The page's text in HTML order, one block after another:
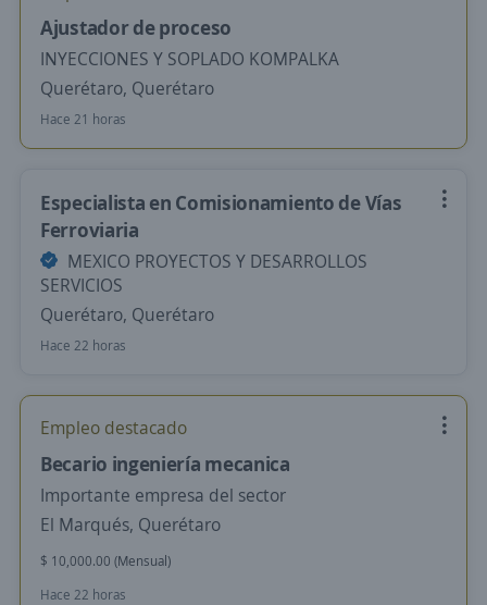
Ajustador de proceso
INYECCIONES Y SOPLADO KOMPALKA
Querétaro, Querétaro
Hace 21 horas
Especialista en Comisionamiento de Vías
Ferroviaria
MEXICO PROYECTOS Y DESARROLLOS
SERVICIOS
Querétaro, Querétaro
Hace 22 horas
Empleo destacado
Becario ingeniería mecanica
Importante empresa del sector
El Marqués, Querétaro
$ 10,000.00 (Mensual)
Hace 22 horas